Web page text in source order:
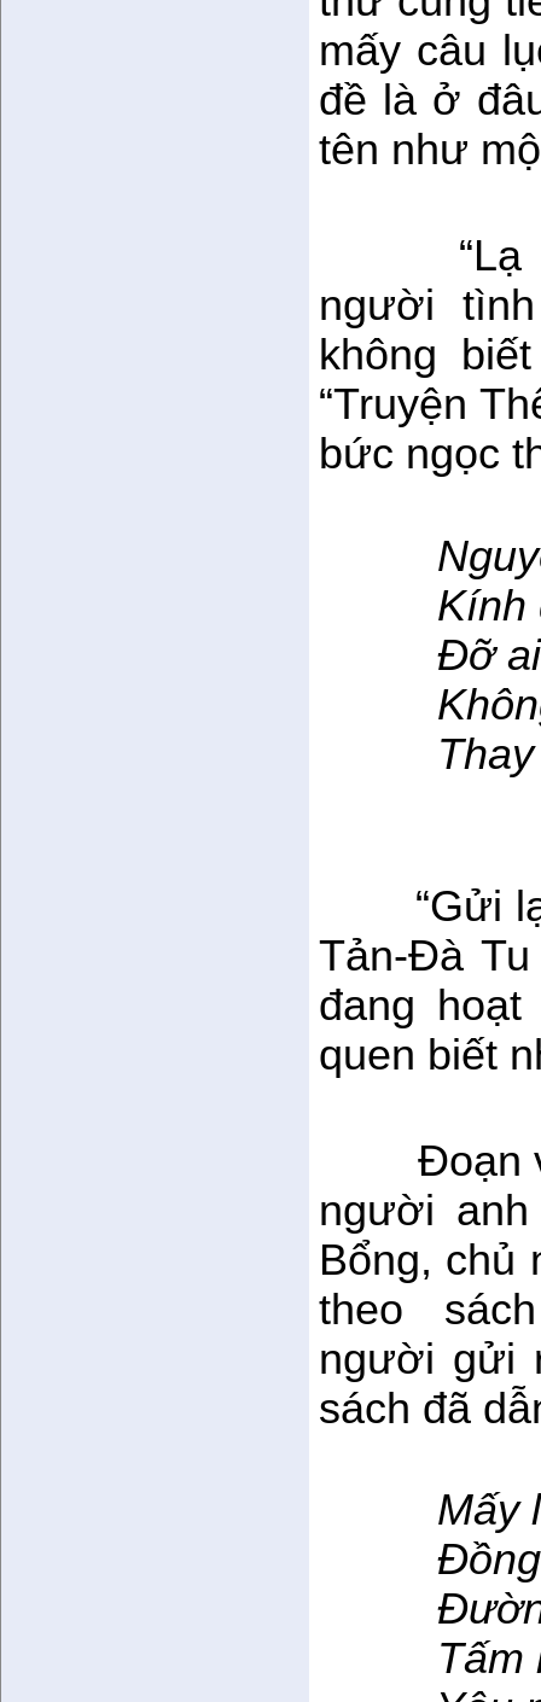
mấy câu
đề là ở
tên như
người
không
“Truyện
bức ngọc
Kính
Đỡ ai
Thay
“Gửi
Tản-Đà
đang
quen biết
Đoạn
người
Bổng, chủ
theo
người gửi
sách đã
Mấy
Đồng
Tấm